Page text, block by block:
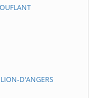
D'ANGERS